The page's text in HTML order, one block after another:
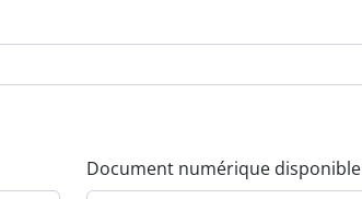
Document numérique disponible